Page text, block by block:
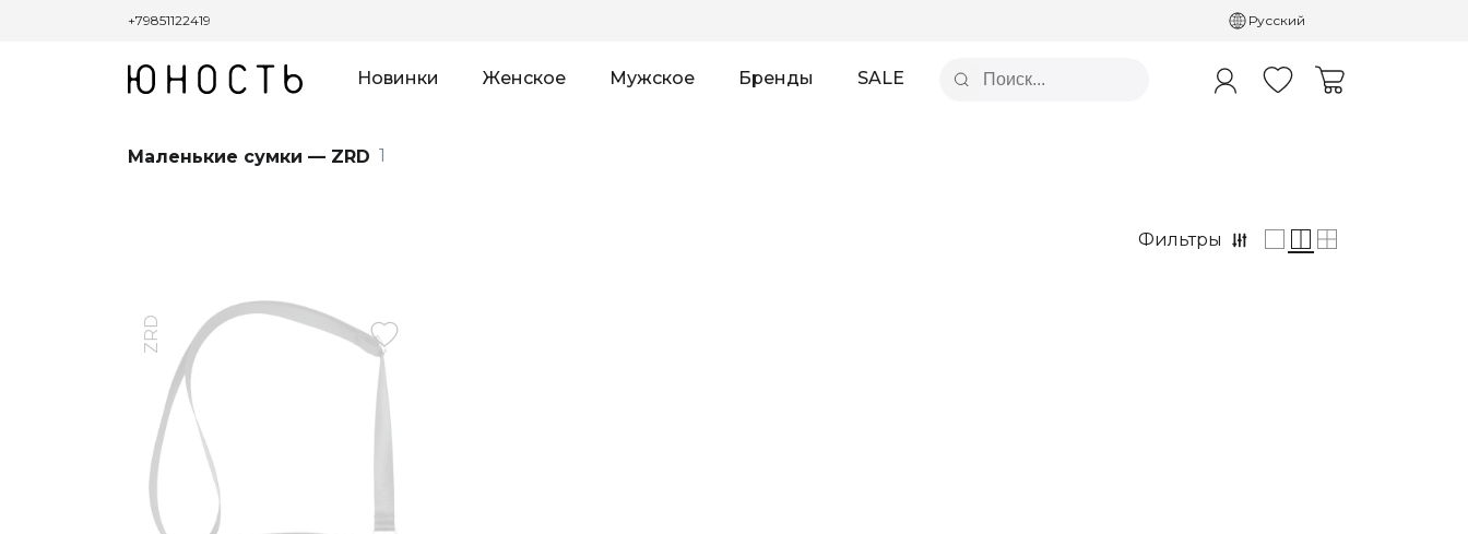
+79851122419 Русский
Новинки Женское Мужское Бренды SALE
Маленькие сумки — ZRD 1
Фильтры
ZRD